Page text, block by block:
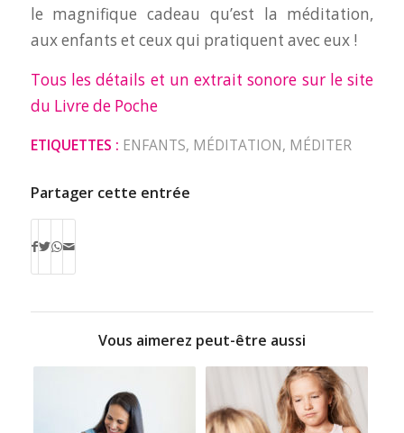
le magnifique cadeau qu’est la méditation,
aux enfants et ceux qui pratiquent avec eux !
Tous les détails et un extrait sonore sur le site
du Livre de Poche
ETIQUETTES : ENFANTS, MÉDITATION, MÉDITER
Partager cette entrée
Vous aimerez peut-être aussi